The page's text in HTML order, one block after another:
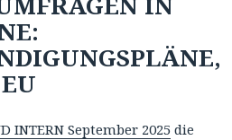
INTERN September 2025 die